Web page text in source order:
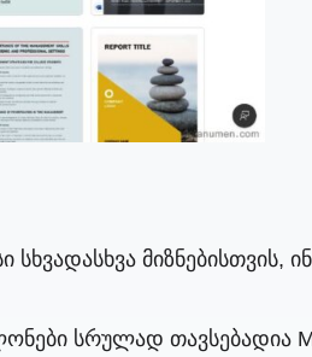
მიზნებისთვის,
სრულად თავსებადია